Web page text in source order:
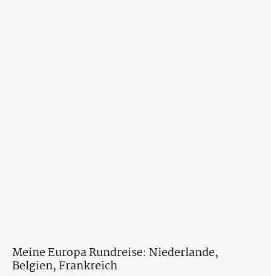
Meine Europa Rundreise: Niederlande,
Belgien, Frankreich